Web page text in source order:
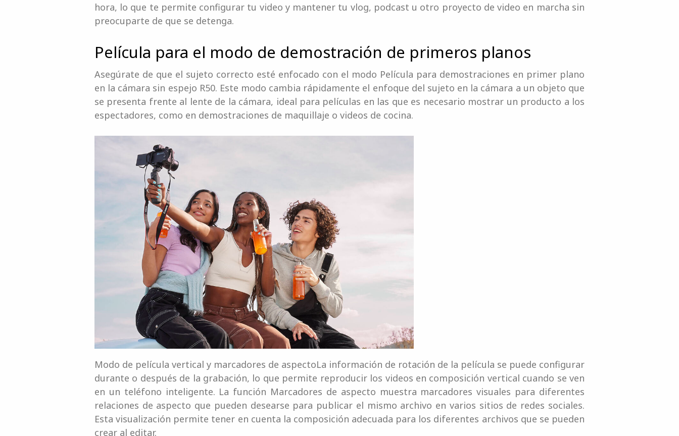
hora, lo que te permite configurar tu video y mantener tu vlog, podcast u otro proyecto de video en marcha sin
preocuparte de que se detenga.
Película para el modo de demostración de primeros planos
Asegúrate de que el sujeto correcto esté enfocado con el modo Película para demostraciones en primer plano
en la cámara sin espejo R50. Este modo cambia rápidamente el enfoque del sujeto en la cámara a un objeto que
se presenta frente al lente de la cámara, ideal para películas en las que es necesario mostrar un producto a los
espectadores, como en demostraciones de maquillaje o videos de cocina.
Modo de película vertical y marcadores de aspectoLa información de rotación de la película se puede configurar
durante o después de la grabación, lo que permite reproducir los videos en composición vertical cuando se ven
en un teléfono inteligente. La función Marcadores de aspecto muestra marcadores visuales para diferentes
relaciones de aspecto que pueden desearse para publicar el mismo archivo en varios sitios de redes sociales.
Esta visualización permite tener en cuenta la composición adecuada para los diferentes archivos que se pueden
crear al editar.